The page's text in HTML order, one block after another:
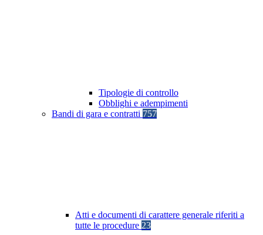
Tipologie di controllo
Obblighi e adempimenti
Bandi di gara e contratti 757
Atti e documenti di carattere generale riferiti a
tutte le procedure 23